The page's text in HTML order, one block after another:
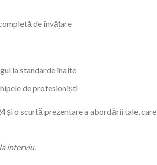
de învățare
la standarde înalte
de profesioniști
și o scurtă prezentare a abordării tale, care
interviu.